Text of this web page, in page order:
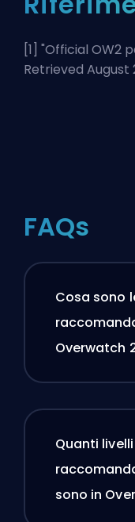
[1] "Official OW2
Retrieved August
FAQs
Cosa sono
Overwatch
Quanti
sono in